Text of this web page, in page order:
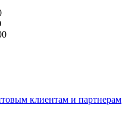
клиентам и партнерам